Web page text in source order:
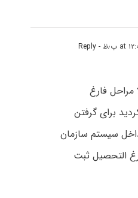
- Reply
مراحل فارغ
برای گرفتن
سیستم سازمان
التحصیل ثبت